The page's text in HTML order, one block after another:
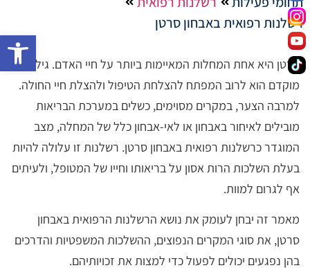
רשלנות רפואית באבחון סרטן
סרטן היא אחת המחלות המאיימות ביותר על חיי האדם. גילוי
מוקדם הוא לרוב המפתח להצלחת הטיפול ולהצלת חיי החולה.
למרבה הצער, במקרים מסוימים, כשלים במערכת הבריאות
מובילים לאיחור באבחון או לאי-אבחון כלל של המחלה, מצב
המוגדר כרשלנות רפואית באבחון סרטן. רשלנות זו עלולה להיות
בעלת השלכות הרות אסון על בריאותו וחייו של המטופל, ולעיתים
אף לגרום למוות.
מאמר זה יבחן לעומק את נושא הרשלנות הרפואית באבחון
סרטן, את סוגי המקרים הנפוצים, ההשלכות המשפטיות והדרכים
בהן נפגעים יכולים לפעול כדי למצות את זכויותיהם.
פתח